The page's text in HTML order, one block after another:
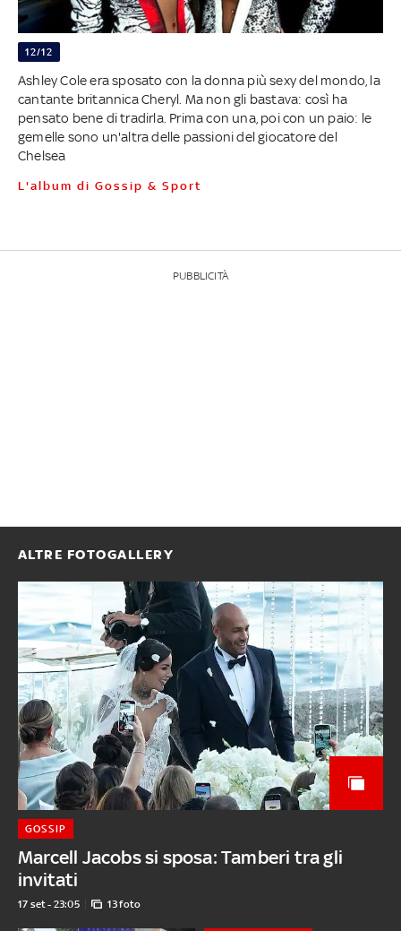
12/12
Ashley Cole era sposato con la donna più sexy del mondo, la
cantante britannica Cheryl. Ma non gli bastava: così ha
pensato bene di tradirla. Prima con una, poi con un paio: le
gemelle sono un'altra delle passioni del giocatore del
Chelsea
L'album di Gossip & Sport
PUBBLICITÀ
ALTRE FOTOGALLERY
Marcell Jacobs si sposa: Tamberi tra gli
invitati
GOSSIP
17 set - 23:05 13 foto